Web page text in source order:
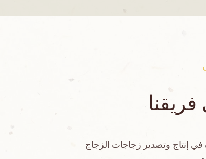
إنتاج وتصدير زجاجات الزجاج